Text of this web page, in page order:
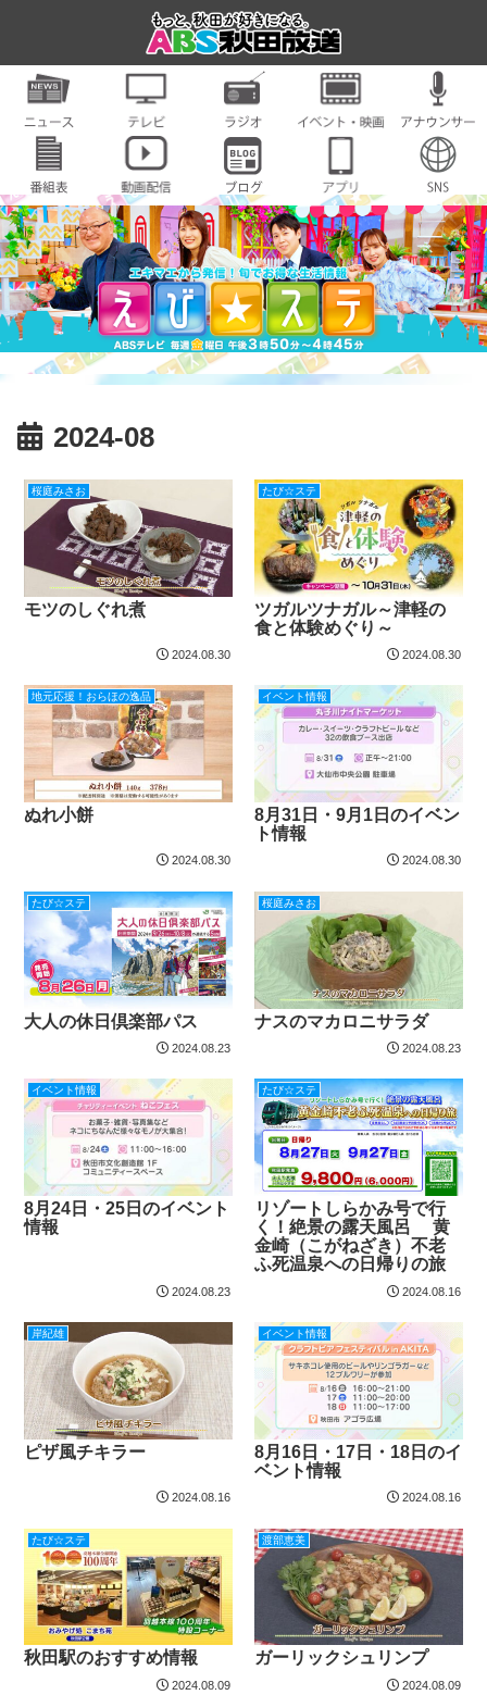
2024-08
桜庭みさお
モツのしぐれ煮
2024.08.30
たび☆ステ
ツガルツナガル～津軽の
食と体験めぐり～
2024.08.30
地元応援！おらほの逸品
ぬれ小餅
2024.08.30
イベント情報
8月31日・9月1日のイベン
ト情報
2024.08.30
たび☆ステ
大人の休日倶楽部パス
2024.08.23
桜庭みさお
ナスのマカロニサラダ
2024.08.23
イベント情報
8月24日・25日のイベント
情報
2024.08.23
たび☆ステ
リゾートしらかみ号で行
く！絶景の露天風呂 黄
金崎（こがねざき）不老
ふ死温泉への日帰りの旅
2024.08.16
岸紀雄
ピザ風チキラー
2024.08.16
イベント情報
8月16日・17日・18日のイ
ベント情報
2024.08.16
たび☆ステ
秋田駅のおすすめ情報
2024.08.09
渡部恵美
ガーリックシュリンプ
2024.08.09